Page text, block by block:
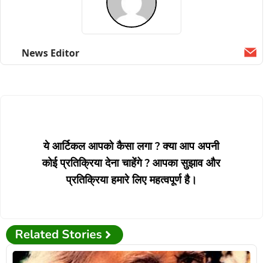
News Editor
ये आर्टिकल आपको कैसा लगा ? क्या आप अपनी
कोई प्रतिक्रिया देना चाहेंगे ? आपका सुझाव और
प्रतिक्रिया हमारे लिए महत्वपूर्ण है।
Related Stories